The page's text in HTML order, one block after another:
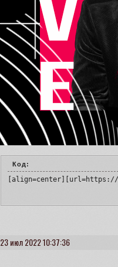
Код:
[align=center][url=https://
23 июл 2022 10:37:36